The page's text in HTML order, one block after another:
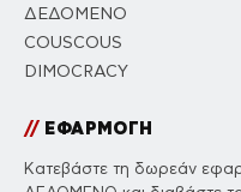
ΔΕΔΟΜΕΝΟ
COUSCOUS
DIMOCRACY
//ΕΦΑΡΜΟΓΗ
Κατεβάστε τη δωρεάν